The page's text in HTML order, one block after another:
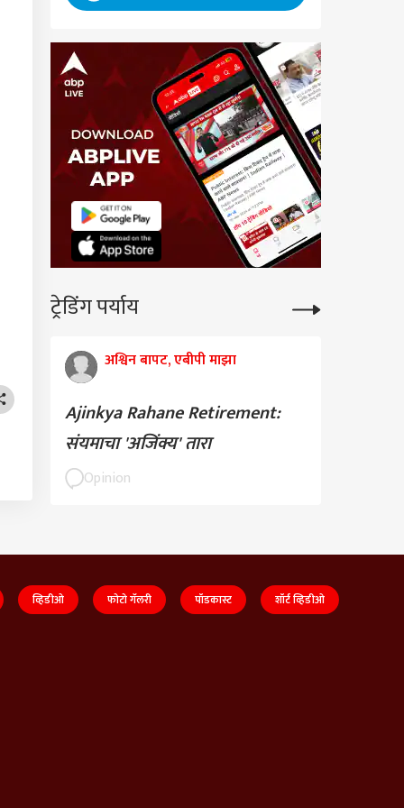
ट्रेडिंग पर्याय
अश्विन बापट, एबीपी माझा
Ajinkya Rahane Retirement:
संयमाचा 'अजिंक्य' तारा
Opinion
व्हिडीओ फोटो गॅलरी पॉडकास्ट शॉर्ट व्हिडीओ